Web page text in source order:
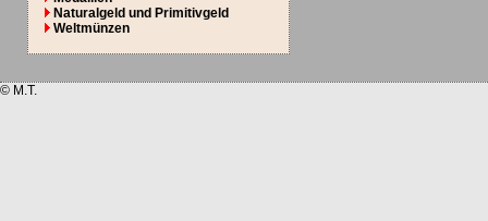
Naturalgeld und Primitivgeld
Weltmünzen
© M.T.